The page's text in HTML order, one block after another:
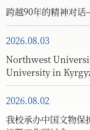
跨越90年的精神对
2026.08.03
Northwest
University in
2026.08.02
我校承办中国文物保